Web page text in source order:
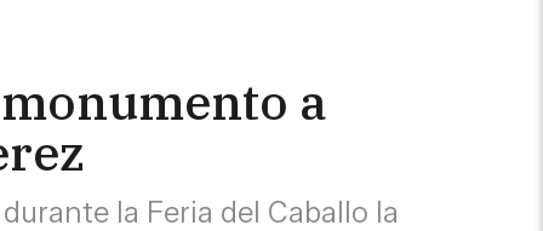
a
la Feria del Caballo la